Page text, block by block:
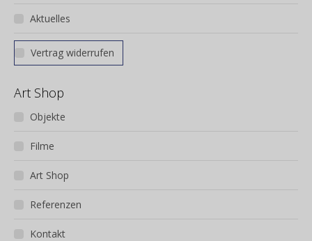
Aktuelles
Vertrag widerrufen
Art Shop
Objekte
Filme
Art Shop
Referenzen
Kontakt